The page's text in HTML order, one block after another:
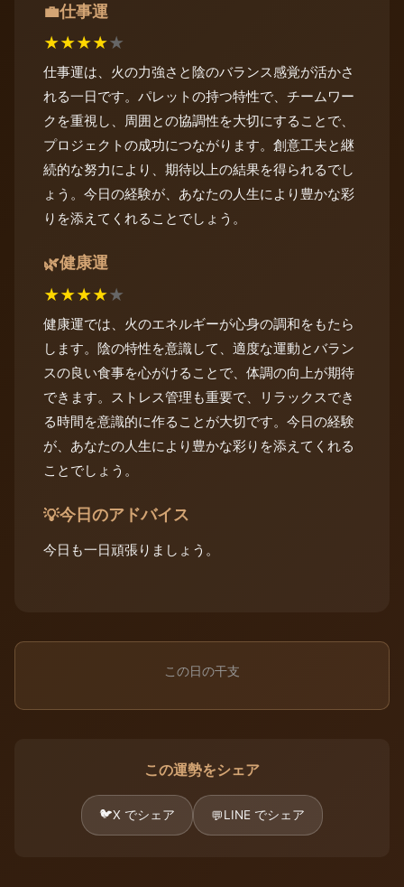
💼仕事運
★★★★★
仕事運は、火の力強さと陰のバランス感覚が活かさ
れる一日です。パレットの持つ特性で、チームワー
クを重視し、周囲との協調性を大切にすることで、
プロジェクトの成功につながります。創意工夫と継
続的な努力により、期待以上の結果を得られるでし
ょう。今日の経験が、あなたの人生により豊かな彩
りを添えてくれることでしょう。
🌿健康運
★★★★★
健康運では、火のエネルギーが心身の調和をもたら
します。陰の特性を意識して、適度な運動とバラン
スの良い食事を心がけることで、体調の向上が期待
できます。ストレス管理も重要で、リラックスでき
る時間を意識的に作ることが大切です。今日の経験
が、あなたの人生により豊かな彩りを添えてくれる
ことでしょう。
💡今日のアドバイス
今日も一日頑張りましょう。
この日の干支
この運勢をシェア
🐦X でシェア 💬LINE でシェア